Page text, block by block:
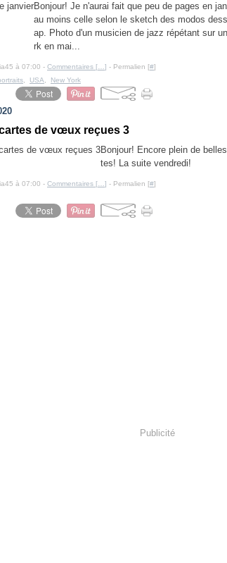
Bonjour! Je n'aurai fait que peu de pages en
au moins celle selon le sketch des modos
ap. Photo d'un musicien de jazz répétant sur
rk en mai...
à 07:00 - Commentaires [ ] - Permalien [#]
USA New York
de vœux reçues 3
Bonjour! Encore plein de
tes! La suite vendredi!
à 07:00 - Commentaires [ ] - Permalien [#]
Publicité